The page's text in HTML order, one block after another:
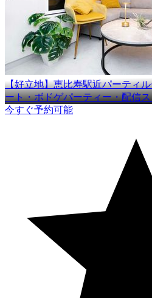
【好立地】恵比寿駅近パーティ
ート・ボドゲパーティー・配信
今すぐ予約可能